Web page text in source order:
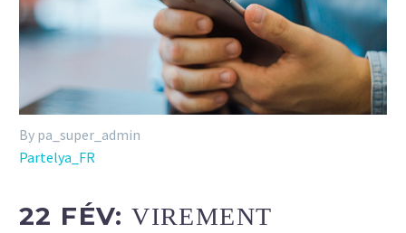
By pa_super_admin
Partelya_FR
22 FÉV:VIREMENT